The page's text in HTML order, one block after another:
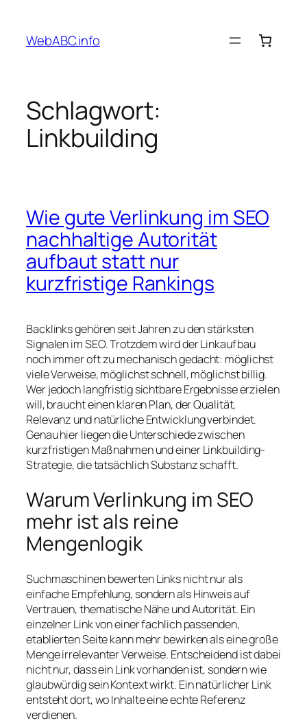
springen
WebABC.info
Schlagwort:
Linkbuilding
Wie gute Verlinkung im SEO
nachhaltige Autorität
aufbaut statt nur
kurzfristige Rankings
Backlinks gehören seit Jahren zu den stärksten
Signalen im SEO. Trotzdem wird der Linkaufbau
noch immer oft zu mechanisch gedacht: möglichst
viele Verweise, möglichst schnell, möglichst billig.
Wer jedoch langfristig sichtbare Ergebnisse erzielen
will, braucht einen klaren Plan, der Qualität,
Relevanz und natürliche Entwicklung verbindet.
Genau hier liegen die Unterschiede zwischen
kurzfristigen Maßnahmen und einer Linkbuilding-
Strategie, die tatsächlich Substanz schafft.
Warum Verlinkung im SEO
mehr ist als reine
Mengenlogik
Suchmaschinen bewerten Links nicht nur als
einfache Empfehlung, sondern als Hinweis auf
Vertrauen, thematische Nähe und Autorität. Ein
einzelner Link von einer fachlich passenden,
etablierten Seite kann mehr bewirken als eine große
Menge irrelevanter Verweise. Entscheidend ist dabei
nicht nur, dass ein Link vorhanden ist, sondern wie
glaubwürdig sein Kontext wirkt. Ein natürlicher Link
entsteht dort, wo Inhalte eine echte Referenz
verdienen.